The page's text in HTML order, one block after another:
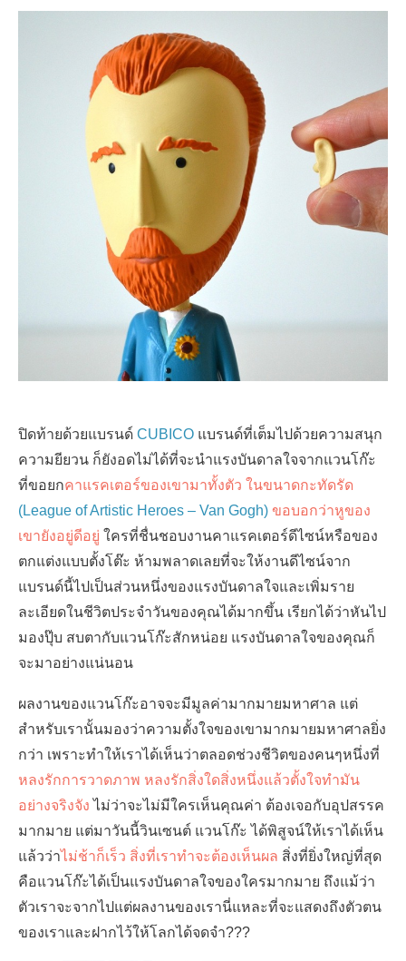
ปิดท้ายด้วยแบรนด์ CUBICO แบรนด์ที่เต็มไปด้วยความสนุก
ความยียวน ก็ยังอดไม่ได้ที่จะนำแรงบันดาลใจจากแวนโก๊ะ
ที่ขอยกคาแรคเตอร์ของเขามาทั้งตัว ในขนาดกะทัดรัด
(League of Artistic Heroes – Van Gogh) ขอบอกว่าหูของ
เขายังอยู่ดีอยู่ ใครที่ชื่นชอบงานคาแรคเตอร์ดีไซน์หรือของ
ตกแต่งแบบตั้งโต๊ะ ห้ามพลาดเลยที่จะให้งานดีไซน์จาก
แบรนด์นี้ไปเป็นส่วนหนึ่งของแรงบันดาลใจและเพิ่มราย
ละเอียดในชีวิตประจำวันของคุณได้มากขึ้น เรียกได้ว่าหันไป
มองปุ๊บ สบตากับแวนโก๊ะสักหน่อย แรงบันดาลใจของคุณก็
จะมาอย่างแน่นอน
ผลงานของแวนโก๊ะอาจจะมีมูลค่ามากมายมหาศาล แต่
สำหรับเรานั้นมองว่าความตั้งใจของเขามากมายมหาศาลยิ่ง
กว่า เพราะทำให้เราได้เห็นว่าตลอดช่วงชีวิตของคนๆหนึ่งที่
หลงรักการวาดภาพ หลงรักสิ่งใดสิ่งหนึ่งแล้วตั้งใจทำมัน
อย่างจริงจัง ไม่ว่าจะไม่มีใครเห็นคุณค่า ต้องเจอกับอุปสรรค
มากมาย แต่มาวันนี้วินเซนต์ แวนโก๊ะ ได้พิสูจน์ให้เราได้เห็น
แล้วว่าไม่ช้าก็เร็ว สิ่งที่เราทำจะต้องเห็นผล สิ่งที่ยิ่งใหญ่ที่สุด
คือแวนโก๊ะได้เป็นแรงบันดาลใจของใครมากมาย ถึงแม้ว่า
ตัวเราจะจากไปแต่ผลงานของเรานี่แหละที่จะแสดงถึงตัวตน
ของเราและฝากไว้ให้โลกได้จดจำ??‍?